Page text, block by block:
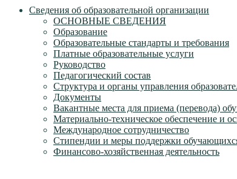
Сведения об образовательной организации
ОСНОВНЫЕ СВЕДЕНИЯ
Образование
Образовательные стандарты и требования
Платные образовательные услуги
Руководство
Педагогический состав
Структура и органы управления
Документы
Вакантные места для приема (перевода)
Материально-техническое обеспечение и
Международное сотрудничество
Стипендии и меры поддержки
Финансово-хозяйственная деятельность